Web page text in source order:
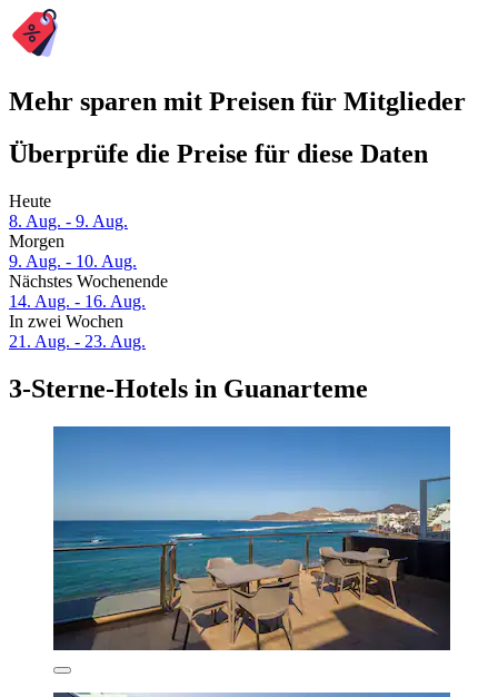
Mehr sparen mit Preisen für Mitglieder
Überprüfe die Preise für diese Daten
Heute
8. Aug. - 9. Aug.
Morgen
9. Aug. - 10. Aug.
Nächstes Wochenende
14. Aug. - 16. Aug.
In zwei Wochen
21. Aug. - 23. Aug.
3-Sterne-Hotels in Guanarteme